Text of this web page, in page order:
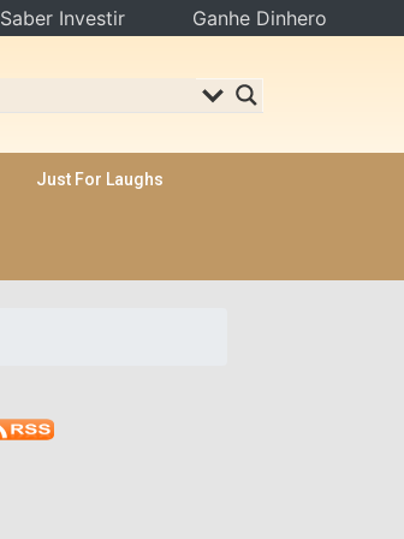
Just For Laughs
Saber Investir Ganhe Dinhero